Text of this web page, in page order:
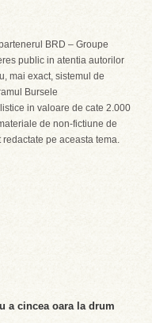
BRD – Groupe
public in atentia autorilor
mai exact, sistemul de
Bursele
in valoare de cate 2.000
de non-fictiune de
pe aceasta tema.
a cincea oara la drum